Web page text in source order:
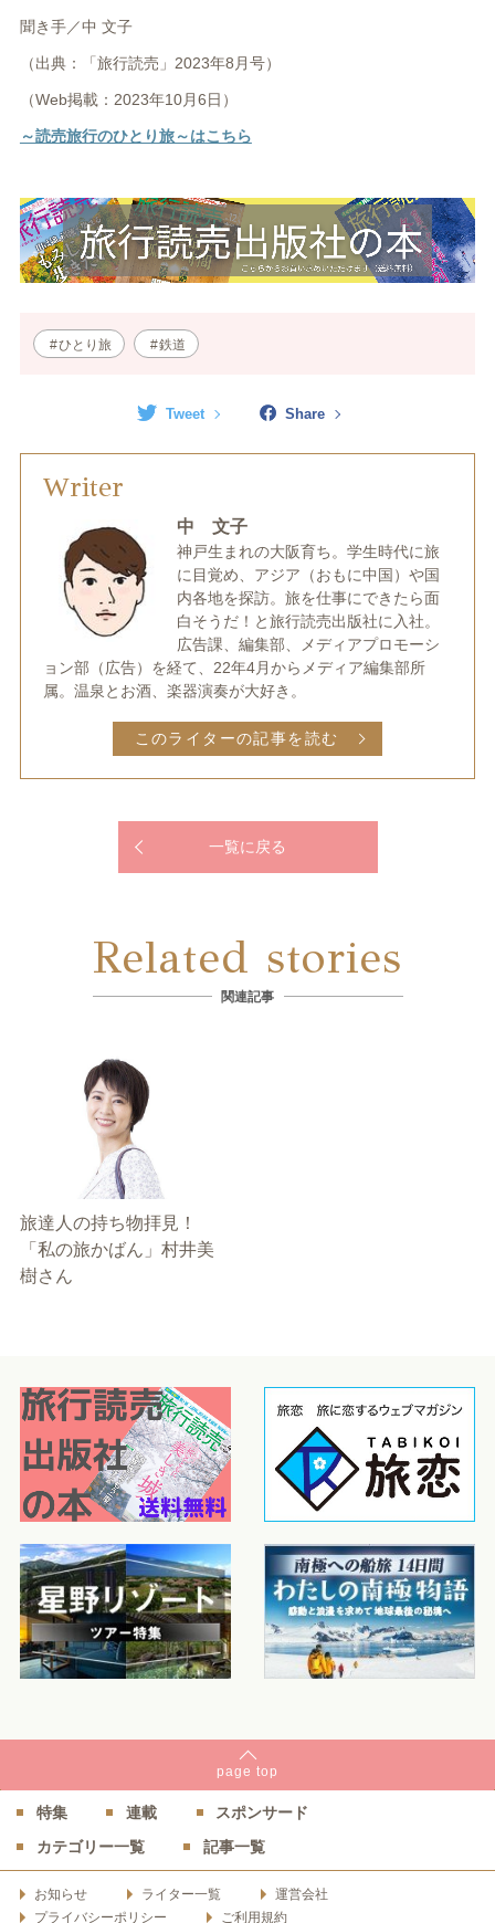
聞き手／中 文子
（出典：「旅行読売」2023年8月号）
（Web掲載：2023年10月6日）
～読売旅行のひとり旅～はこちら
ひとり旅 鉄道
Tweet Share
Writer
中 文子
神戸生まれの大阪育ち。学生時代に旅
に目覚め、アジア（おもに中国）や国
内各地を探訪。旅を仕事にできたら面
白そうだ！と旅行読売出版社に入社。
広告課、編集部、メディアプロモーシ
ョン部（広告）を経て、22年4月からメディア編集部所
属。温泉とお酒、楽器演奏が大好き。
このライターの記事を読む
一覧に戻る
Related stories
関連記事
旅達人の持ち物拝見！
「私の旅かばん」村井美
樹さん
page top
特集 連載
スポンサード
カテゴリー一覧
記事一覧
お知らせ ライター一覧
運営会社
プライバシーポリシー
ご利用規約